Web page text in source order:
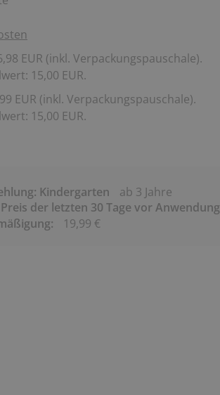
EUR (inkl. Verpackungspauschale).
15,00 EUR.
EUR (inkl. Verpackungspauschale).
15,00 EUR.
Kindergarten
ab 3 Jahre
der letzten 30 Tage vor Anwendung
19,99 €